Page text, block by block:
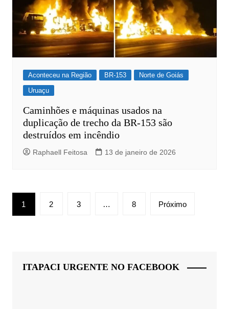
Aconteceu na Região BR-153
Norte de Goiás
Uruaçu
Caminhões e máquinas usados na
duplicação de trecho da BR-153 são
destruídos em incêndio
Raphaell Feitosa 13 de janeiro de 2026
Paginação
de
1 2 3 … 8 Próximo
ITAPACI URGENTE NO FACEBOOK